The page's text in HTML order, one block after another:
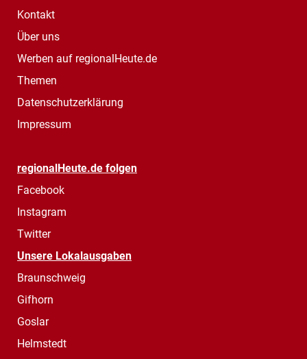
Kontakt
Über uns
Werben auf regionalHeute.de
Themen
Datenschutzerklärung
Impressum
regionalHeute.de folgen
Facebook
Instagram
Twitter
Unsere Lokalausgaben
Braunschweig
Gifhorn
Goslar
Helmstedt